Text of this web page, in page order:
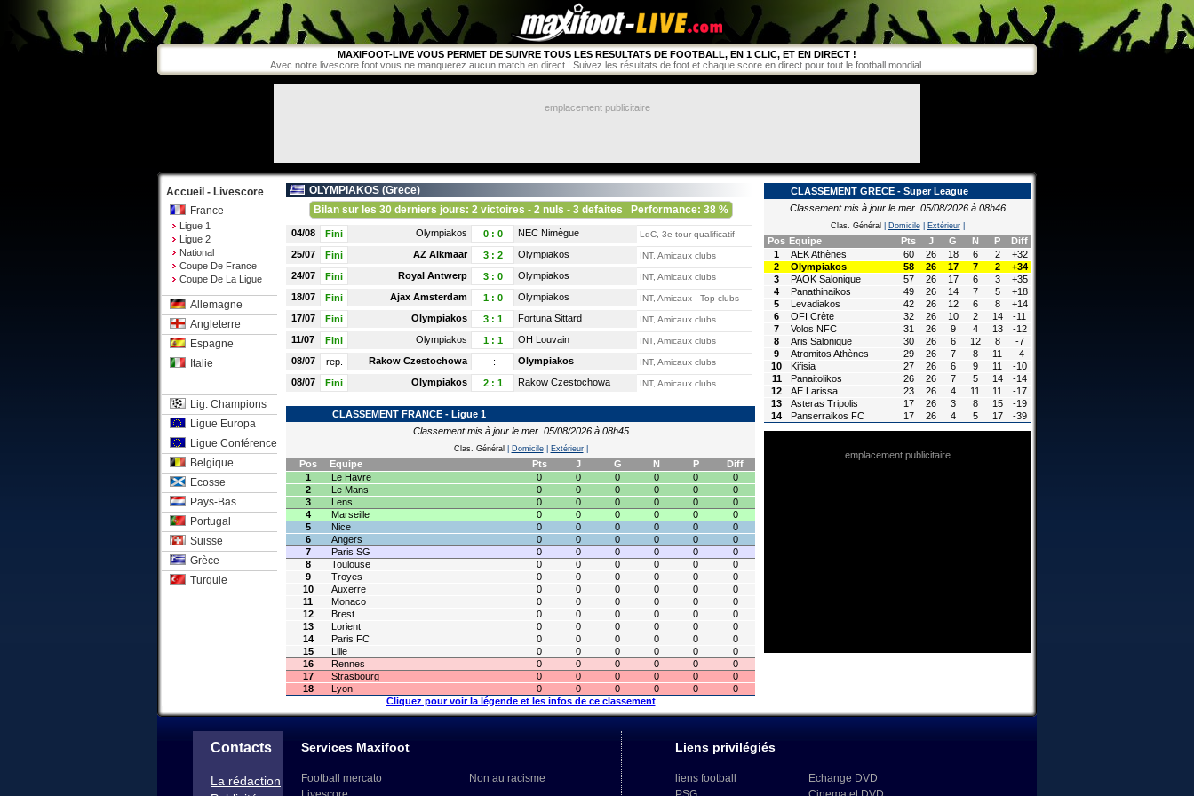
MAXIFOOT-LIVE VOUS PERMET DE SUIVRE TOUS LES RESULTATS DE FOOTBALL, EN 1 CLIC, ET EN DIRECT !
Avec notre livescore foot vous ne manquerez aucun match en direct ! Suivez les résultats de foot et chaque score en direct pour tout le football mondial.
emplacement publicitaire
Accueil - Livescore
France
Ligue 1
Ligue 2
National
Coupe De France
Coupe De La Ligue
Allemagne
Angleterre
Espagne
Italie
Lig. Champions
Ligue Europa
Ligue Conférence
Belgique
Ecosse
Pays-Bas
Portugal
Suisse
Grèce
Turquie
OLYMPIAKOS (Grece)
Bilan sur les 30 derniers jours: 2 victoires - 2 nuls - 3 defaites
Performance: 38 %
04/08 Fini Olympiakos 0: 0 NEC Nimègue LdC, 3e tour qualificatif
25/07 Fini AZ Alkmaar 3: 2 Olympiakos INT, Amicaux clubs
24/07 Fini Royal Antwerp 3: 0 Olympiakos INT, Amicaux clubs
18/07 Fini Ajax Amsterdam 1: 0 Olympiakos INT, Amicaux - Top clubs
17/07 Fini Olympiakos 3: 1 Fortuna Sittard INT, Amicaux clubs
11/07 Fini Olympiakos 1: 1 OH Louvain INT, Amicaux clubs
08/07 rep. Rakow Czestochowa : Olympiakos INT, Amicaux clubs
08/07 Fini Olympiakos 2: 1 Rakow Czestochowa INT, Amicaux clubs
CLASSEMENT FRANCE - Ligue 1
Classement mis à jour le mer. 05/08/2026 à 08h45
Clas. Général Domicile| Extérieur|
Pos Equipe Pts J G N P
Diff
1
Le Havre 0 0 0 0 0
0
2
Le Mans 0 0 0 0 0
0
3
Lens 0 0 0 0 0
0
4
Marseille 0 0 0 0 0
0
5
Nice 0 0 0 0 0
0
6
Angers 0 0 0 0 0
0
7
Paris SG 0 0 0 0 0
0
8
Toulouse 0 0 0 0 0
0
9
Troyes 0 0 0 0 0
0
10
Auxerre 0 0 0 0 0
0
11
Monaco 0 0 0 0 0
0
12
Brest 0 0 0 0 0
0
13
Lorient 0 0 0 0 0
0
14
Paris FC 0 0 0 0 0
0
15
Lille 0 0 0 0 0
0
16
Rennes 0 0 0 0 0
0
17
Strasbourg 0 0 0 0 0
0
18
Lyon 0 0 0 0 0
0
Cliquez pour voir la légende et les infos de ce classement
CLASSEMENT GRECE - Super League
Classement mis à jour le mer. 05/08/2026 à 08h46
Clas. Général Domicile| Extérieur|
Pos Equipe Pts J G N P
Diff
1
AEK Athènes 60 26 18 6 2
+32
2
Olympiakos 58 26 17 7 2
+34
3
PAOK Salonique 57 26 17 6 3
+35
4
Panathinaikos 49 26 14 7 5
+18
5
Levadiakos 42 26 12 6 8
+14
6
OFI Crète 32 26 10 2 14
-11
7
Volos NFC 31 26 9 4 13
-12
8
Aris Salonique 30 26 6 12 8
-7
9
Atromitos Athènes 29 26 7 8 11
-4
10
Kifisia 27 26 6 9 11
-10
11
Panaitolikos 26 26 7 5 14
-14
12
AE Larissa 23 26 4 11 11
-17
13
Asteras Tripolis 17 26 3 8 15
-19
14
Panserraikos FC 17 26 4 5 17 -39
emplacement publicitaire
Contacts
La rédaction
Services Maxifoot
Football mercato
Non au racisme
Liens privilégiés
liens football
Echange DVD